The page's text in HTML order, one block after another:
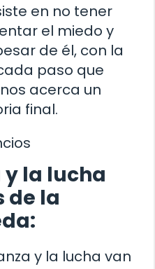
en no tener
el miedo y
de él, con la
paso que
acerca un
final.
y la lucha
de la
y la lucha van